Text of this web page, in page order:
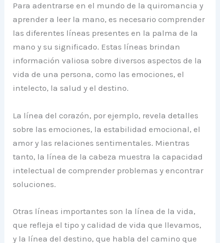
Para adentrarse en el mundo de la quiromancia y
aprender a leer la mano, es necesario comprender
las diferentes líneas presentes en la palma de la
mano y su significado. Estas líneas brindan
información valiosa sobre diversos aspectos de la
vida de una persona, como las emociones, el
intelecto, la salud y el destino.
La línea del corazón, por ejemplo, revela detalles
sobre las emociones, la estabilidad emocional, el
amor y las relaciones sentimentales. Mientras
tanto, la línea de la cabeza muestra la capacidad
intelectual de comprender problemas y encontrar
soluciones.
Otras líneas importantes son la línea de la vida,
que refleja el tipo y calidad de vida que llevamos,
y la línea del destino, que habla del camino que